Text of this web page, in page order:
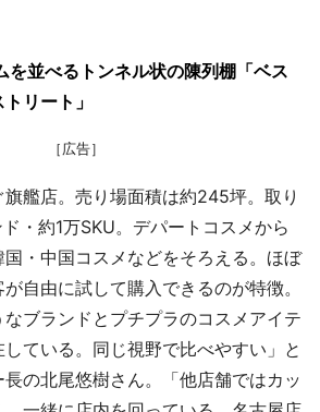
を並べるトンネル状の陳列棚「ベス
リート」
［広告］
艦店。売り場面積は約245坪。取り
・約1万SKU。デパートコスメから
・中国コスメなどをそろえる。ほぼ
自由に試して購入できるのが特徴。
なブランドとプチプラのコスメアイテ
ている。同じ視野で比べやすい」と
の北尾悠樹さん。「他店舗ではカッ